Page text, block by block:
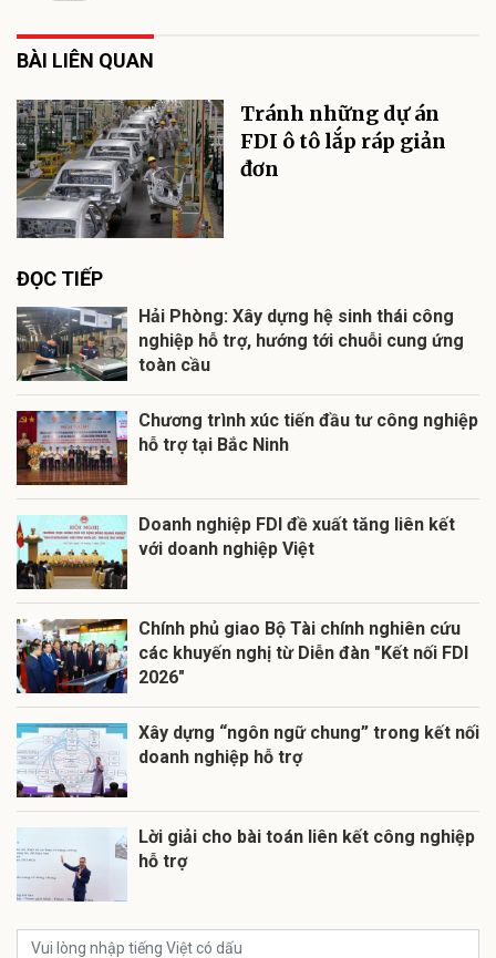
BÀI LIÊN QUAN
Tránh những dự án
FDI ô tô lắp ráp giản
đơn
ĐỌC TIẾP
Hải Phòng: Xây dựng hệ sinh thái công
nghiệp hỗ trợ, hướng tới chuỗi cung ứng
toàn cầu
Chương trình xúc tiến đầu tư công nghiệp
hỗ trợ tại Bắc Ninh
Doanh nghiệp FDI đề xuất tăng liên kết
với doanh nghiệp Việt
Chính phủ giao Bộ Tài chính nghiên cứu
các khuyến nghị từ Diễn đàn "Kết nối FDI
2026"
Xây dựng “ngôn ngữ chung” trong kết nối
doanh nghiệp hỗ trợ
Lời giải cho bài toán liên kết công nghiệp
hỗ trợ